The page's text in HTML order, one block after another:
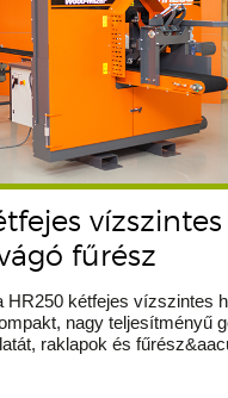
vízszintes
fűrész
HR250 kétfejes vízszintes
nagy teljesítményű
raklapok és